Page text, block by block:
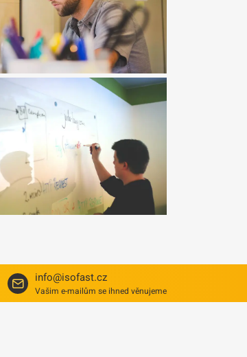
info@isofast.cz
Vašim e-mailům se ihned věnujeme